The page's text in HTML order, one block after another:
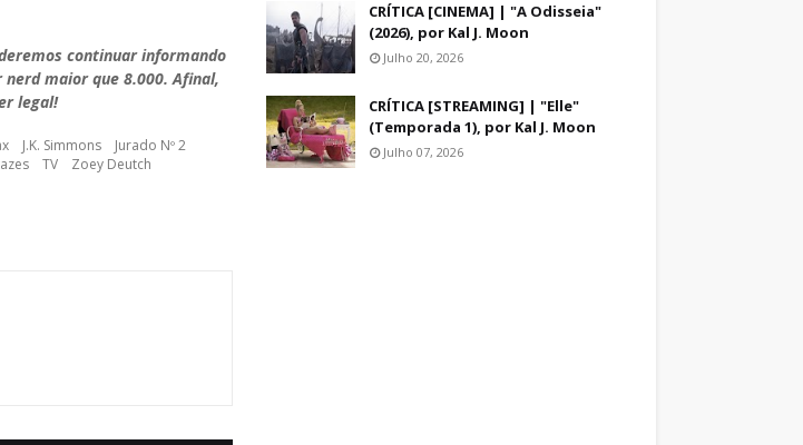
continuar informando
maior que 8.000. Afinal,
legal!
J.K. Simmons
Jurado Nº 2
TV Zoey Deutch
CRÍTICA [CINEMA] | "A Odisseia"
(2026), por Kal J. Moon
Julho 20, 2026
CRÍTICA [STREAMING] | "Elle"
(Temporada 1), por Kal J. Moon
Julho 07, 2026